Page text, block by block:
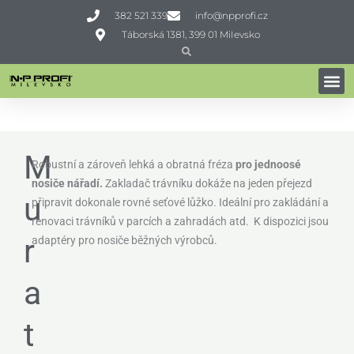
382 521 339
info@npprofi.cz
Táborská 1381, 399 01 MiIevsko
Search
Search
M
u
r
a
t
Robustní a zároveň lehká a obratná fréza pro jednoosé
nosiče nářadí. Zakladač trávníku dokáže na jeden přejezd
připravit dokonale rovné seťové lůžko. Ideální pro zakládání a
renovaci trávníků v parcích a zahradách atd. K dispozici jsou
adaptéry pro nosiče běžných výrobců.